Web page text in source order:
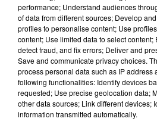
performance; Understand audiences
of data from different sources; Develop
profiles to personalise content; Use
content; Use limited data to select content;
detect fraud, and fix errors; Deliver and
Save and communicate privacy choices.
process personal data such as IP address
following functionalities: Identify devices
requested; Use precise geolocation data;
other data sources; Link different devices;
information transmitted automatically.